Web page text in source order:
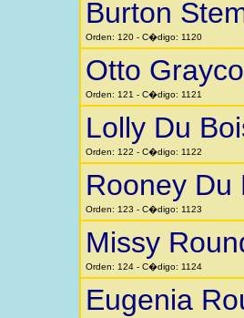
Burton
Orden: 120 - C�digo: 1120
Otto
Orden: 121 - C�digo: 1121
Lolly Du
Orden: 122 - C�digo: 1122
Rooney Du
Orden: 123 - C�digo: 1123
Missy
Orden: 124 - C�digo: 1124
Eugenia